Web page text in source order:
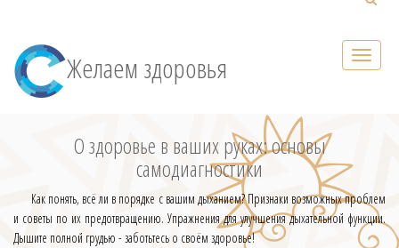
Желаем здоровья
О здоровье в ваших руках: основы
самодиагностики
Как понять, всё ли в порядке с вашим дыханием? Признаки возможных проблем
и советы по их предотвращению. Упражнения для улучшения дыхательной функции.
Дышите полной грудью - заботьтесь о своём здоровье!